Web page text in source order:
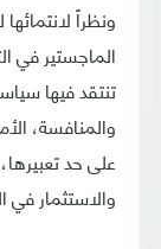
ونظراً
الماجستير في
تنتقد فيها
والمنافسة،
على حد
والاستثمار في